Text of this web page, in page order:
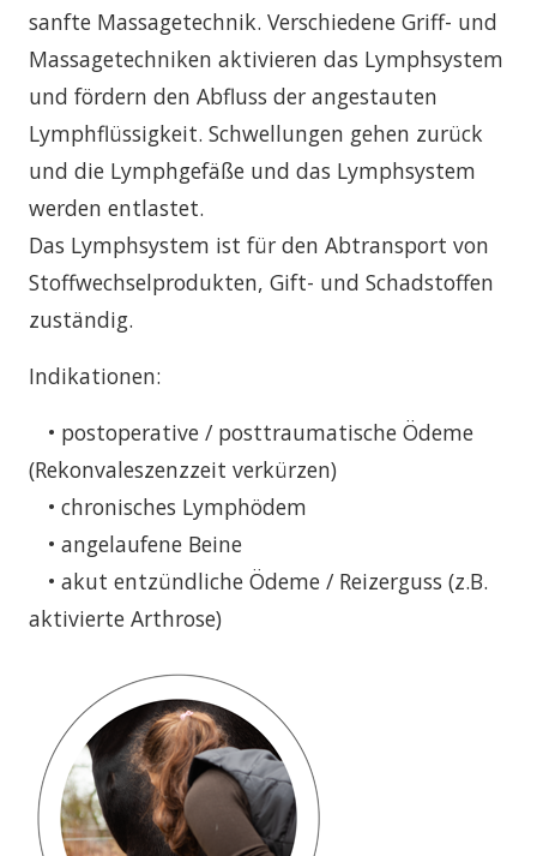
sanfte Massagetechnik. Verschiedene Griff- und
Massagetechniken aktivieren das Lymphsystem
und fördern den Abfluss der angestauten
Lymphflüssigkeit. Schwellungen gehen zurück
und die Lymphgefäße und das Lymphsystem
werden entlastet.
Das Lymphsystem ist für den Abtransport von
Stoffwechselprodukten, Gift- und Schadstoffen
zuständig.
Indikationen:
• postoperative / posttraumatische Ödeme
(Rekonvaleszenzzeit verkürzen)
• chronisches Lymphödem
• angelaufene Beine
• akut entzündliche Ödeme / Reizerguss (z.B.
aktivierte Arthrose)